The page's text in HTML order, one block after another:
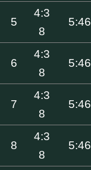
5
4:3
8
5:46
6
4:3
8
5:46
7
4:3
8
5:46
8
4:3
8
5:46